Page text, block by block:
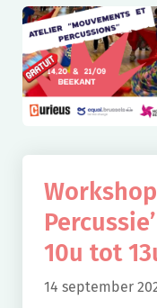
10u tot
14 september